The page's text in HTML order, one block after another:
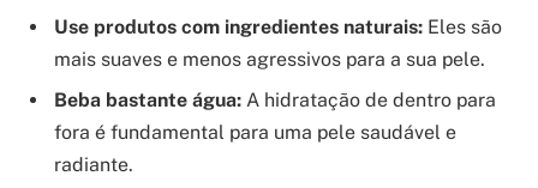
Use produtos com ingredientes naturais: Eles são
mais suaves e menos agressivos para a sua pele.
Beba bastante água: A hidratação de dentro para
fora é fundamental para uma pele saudável e
radiante.